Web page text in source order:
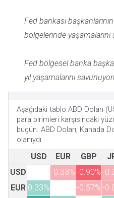
Fed bankası
bölgelerinde
Fed bölgesel banka
yıl yaşamalarını
Aşağıdaki tablo ABD Doları
para birimleri karşısındaki
bugün. ABD Doları, Kanada
olanıydı.
USD EUR GBP
USD
-0.33% -0.90% -
EUR 0.33% -0.57% -